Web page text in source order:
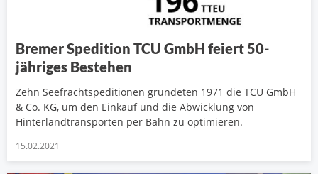
Bremer Spedition TCU GmbH feiert 50-
jähriges Bestehen
Zehn Seefrachtspeditionen gründeten 1971 die TCU GmbH
& Co. KG, um den Einkauf und die Abwicklung von
Hinterlandtransporten per Bahn zu optimieren.
15.02.2021